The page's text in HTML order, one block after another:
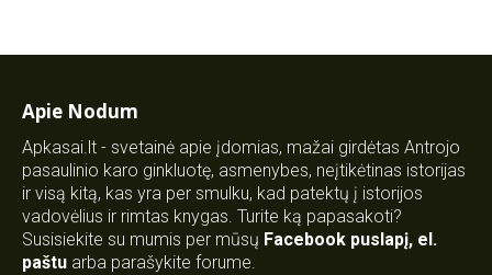
Apie Nodum
Apkasai.lt - svetainė apie įdomias, mažai girdėtas Antrojo
pasaulinio karo ginkluotę, asmenybes, neįtikėtinas istorijas
ir visą kitą, kas yra per smulku, kad patektų į istorijos
vadovėlius ir rimtas knygas. Turite ką papasakoti?
Susisiekite su mumis per mūsų Facebook puslapį, el.
paštu arba parašykite forume.